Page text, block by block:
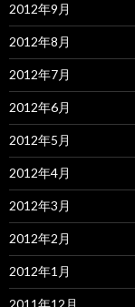
2012年9月
2012年8月
2012年7月
2012年6月
2012年5月
2012年4月
2012年3月
2012年2月
2012年1月
2011年12月